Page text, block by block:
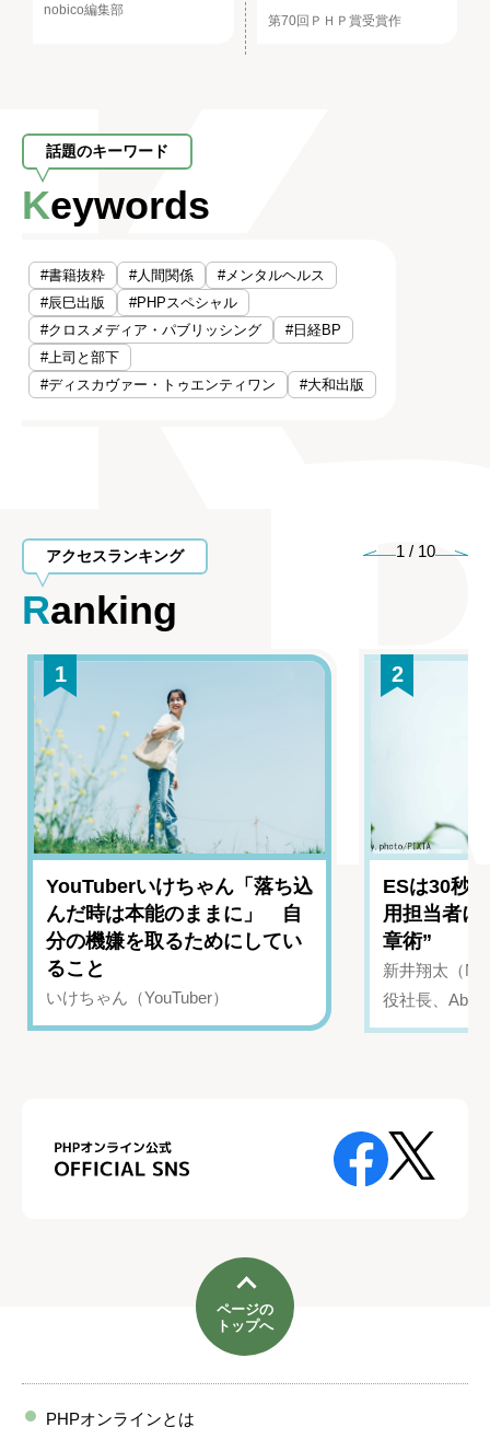
nobico編集部
第70回ＰＨＰ賞受賞作
話題のキーワード
Keywords
#書籍抜粋 #人間関係
#メンタルヘルス
#辰巳出版
#PHPスペシャル
#クロスメディア・パブリッシング
#日経BP
#上司と部下
#ディスカヴァー・トゥエンティワン
#大和出版
アクセスランキング
Ranking
1 / 10
1
YouTuberいけちゃん「落ち込
んだ時は本能のままに」 自
分の機嫌を取るためにしてい
ること
いけちゃん（YouTuber）
2
ESは30秒
用担当者に
章術”
新井翔太（
役社長、
ページの
トップへ
PHPオンラインとは